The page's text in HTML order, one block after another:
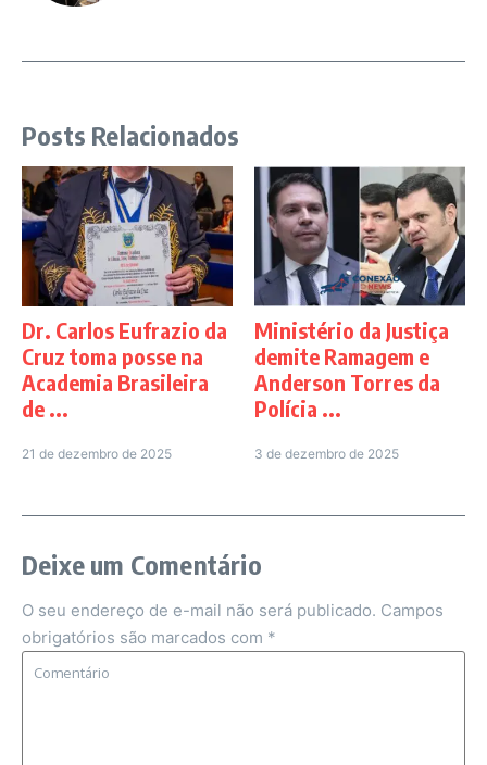
Posts Relacionados
Dr. Carlos Eufrazio da
Cruz toma posse na
Academia Brasileira
de ...
21 de dezembro de 2025
Ministério da Justiça
demite Ramagem e
Anderson Torres da
Polícia ...
3 de dezembro de 2025
Deixe um Comentário
O seu endereço de e-mail não será publicado. Campos
obrigatórios são marcados com *